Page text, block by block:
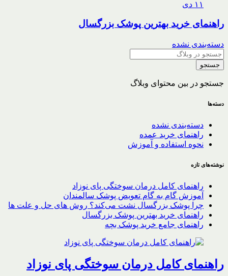
۱۱ دی
راهنمای خرید بهترین پوشک بزرگسال
دسته‌بندی نشده
جستجو
جستجو در بین محتوای وبلاگ
دسته‌ها
دسته‌بندی نشده
راهنمای خرید عمده
نحوه استفاده و آموزش
نوشته‌های تازه
راهنمای کامل درمان سوختگی پای نوزاد
آموزش گام به گام تعویض پوشک سالمندان
چرا پوشک بزرگسال نشت می‌کند؟ روش های حل و علت ها
راهنمای خرید بهترین پوشک بزرگسال
راهنمای جامع خرید پوشک بچه
راهنمای کامل درمان سوختگی پای نوزاد